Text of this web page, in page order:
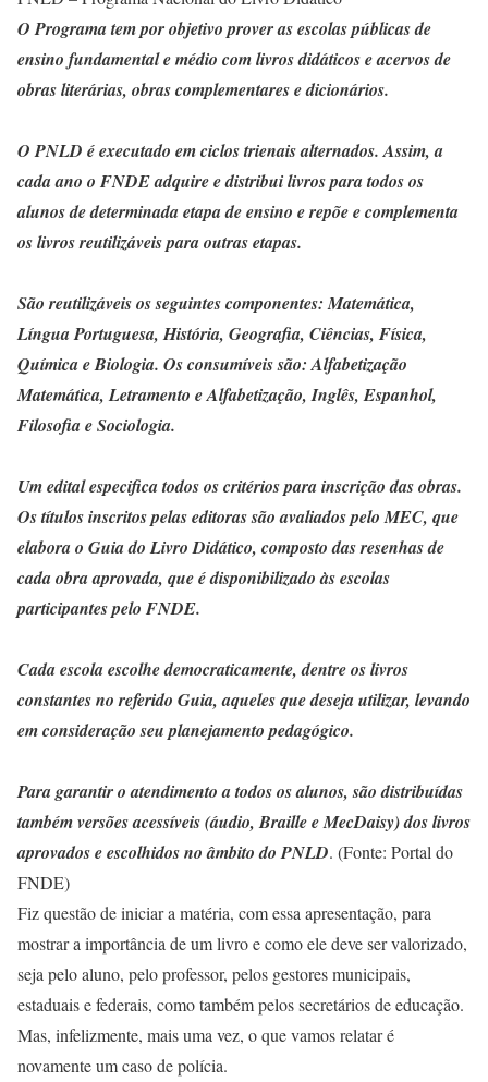
O Programa tem por objetivo prover as escolas públicas de
ensino fundamental e médio com livros didáticos e acervos de
obras literárias, obras complementares e dicionários.
O PNLD é executado em ciclos trienais alternados. Assim, a
cada ano o FNDE adquire e distribui livros para todos os
alunos de determinada etapa de ensino e repõe e complementa
os livros reutilizáveis para outras etapas.
São reutilizáveis os seguintes componentes: Matemática,
Língua Portuguesa, História, Geografia, Ciências, Física,
Química e Biologia. Os consumíveis são: Alfabetização
Matemática, Letramento e Alfabetização, Inglês, Espanhol,
Filosofia e Sociologia.
Um edital especifica todos os critérios para inscrição das obras.
Os títulos inscritos pelas editoras são avaliados pelo MEC, que
elabora o Guia do Livro Didático, composto das resenhas de
cada obra aprovada, que é disponibilizado às escolas
participantes pelo FNDE.
Cada escola escolhe democraticamente, dentre os livros
constantes no referido Guia, aqueles que deseja utilizar, levando
em consideração seu planejamento pedagógico.
Para garantir o atendimento a todos os alunos, são distribuídas
também versões acessíveis (áudio, Braille e MecDaisy) dos livros
aprovados e escolhidos no âmbito do PNLD. (Fonte: Portal do
FNDE)
Fiz questão de iniciar a matéria, com essa apresentação, para
mostrar a importância de um livro e como ele deve ser valorizado,
seja pelo aluno, pelo professor, pelos gestores municipais,
estaduais e federais, como também pelos secretários de educação.
Mas, infelizmente, mais uma vez, o que vamos relatar é
novamente um caso de polícia.